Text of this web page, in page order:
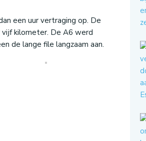
een uur vertraging op. De
kilometer. De A6 werd
de lange file langzaam aan.